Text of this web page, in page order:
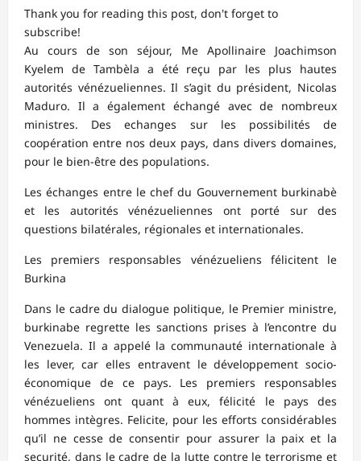
Thank you for reading this post, don't forget to
subscribe!
Au cours de son séjour, Me Apollinaire Joachimson
Kyelem de Tambèla a été reçu par les plus hautes
autorités vénézueliennes. Il s’agit du président, Nicolas
Maduro. Il a également échangé avec de nombreux
ministres. Des echanges sur les possibilités de
coopération entre nos deux pays, dans divers domaines,
pour le bien-être des populations.
Les échanges entre le chef du Gouvernement burkinabè
et les autorités vénézueliennes ont porté sur des
questions bilatérales, régionales et internationales.
Les premiers responsables vénézueliens félicitent le
Burkina
Dans le cadre du dialogue politique, le Premier ministre,
burkinabe regrette les sanctions prises à l’encontre du
Venezuela. Il a appelé la communauté internationale à
les lever, car elles entravent le développement socio-
économique de ce pays. Les premiers responsables
vénézueliens ont quant à eux, félicité le pays des
hommes intègres. Felicite, pour les efforts considérables
qu’il ne cesse de consentir pour assurer la paix et la
securité, dans le cadre de la lutte contre le terrorisme et